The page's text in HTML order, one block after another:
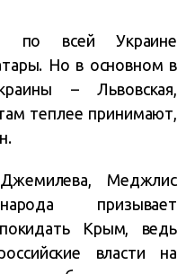
по всей Украине
Но в основном в
– Львовская,
теплее принимают,
Меджлис
призывает
Крым, ведь
власти на